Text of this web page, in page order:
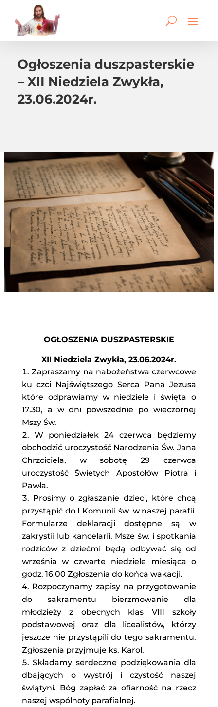
Ogłoszenia duszpasterskie
– XII Niedziela Zwykła,
23.06.2024r.
OGŁOSZENIA DUSZPASTERSKIE
XII Niedziela Zwykła, 23.06.2024r.
Zapraszamy na nabożeństwa czerwcowe
ku czci Najświętszego Serca Pana Jezusa
które odprawiamy w niedziele i święta o
17.30, a w dni powszednie po wieczornej
Mszy Św.
W poniedziałek 24 czerwca będziemy
obchodzić uroczystość Narodzenia Św. Jana
Chrzciciela, w sobotę 29 czerwca
uroczystość Świętych Apostołów Piotra i
Pawła.
Prosimy o zgłaszanie dzieci, które chcą
przystąpić do I Komunii św. w naszej parafii.
Formularze deklaracji dostępne są w
zakrystii lub kancelarii. Msze św. i spotkania
rodziców z dziećmi będą odbywać się od
września w czwarte niedziele miesiąca o
godz. 16.00 Zgłoszenia do końca wakacji.
Rozpoczynamy zapisy na przygotowanie
do sakramentu bierzmowanie dla
młodzieży z obecnych klas VIII szkoły
podstawowej oraz dla licealistów, którzy
jeszcze nie przystąpili do tego sakramentu.
Zgłoszenia przyjmuje ks. Karol.
Składamy serdeczne podziękowania dla
dbających o wystrój i czystość naszej
świątyni. Bóg zapłać za ofiarność na rzecz
naszej wspólnoty parafialnej.